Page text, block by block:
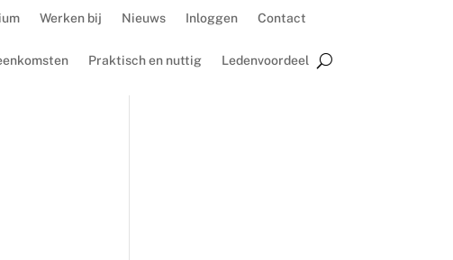
Werken bij Nieuws Inloggen Contact
Praktisch en nuttig Ledenvoordeel